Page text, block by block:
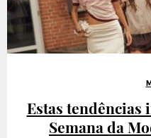
Estas tendências
Semana da